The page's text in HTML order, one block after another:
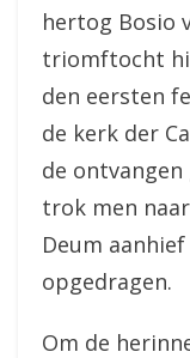
hertog Bosio
triomftocht
den eersten
de kerk der
de
trok men
Deum
opgedragen.
Om de